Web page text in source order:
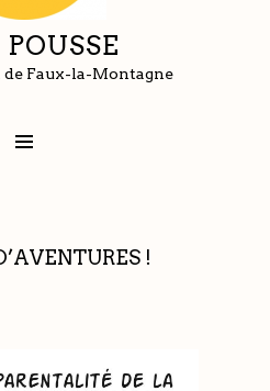
Faux-la-Montagne
!